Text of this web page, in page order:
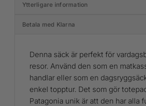
Ytterligare information
Betala med Klarna
Denna säck är perfekt för
resor. Använd den som en
handlar eller som en
enkel topptur. Det som gör
Patagonia unik är att den har alla